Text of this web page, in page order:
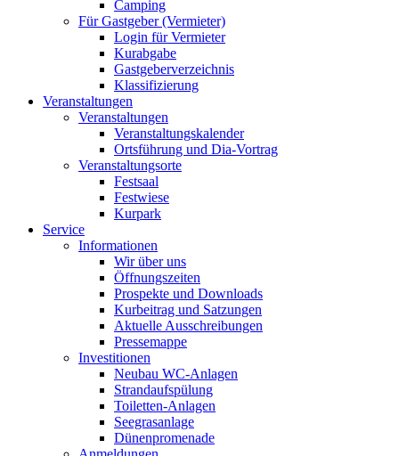
Camping
Für Gastgeber (Vermieter)
Login für Vermieter
Kurabgabe
Gastgeberverzeichnis
Klassifizierung
Veranstaltungen
Veranstaltungen
Veranstaltungskalender
Ortsführung und Dia-Vortrag
Veranstaltungsorte
Festsaal
Festwiese
Kurpark
Service
Informationen
Wir über uns
Öffnungszeiten
Prospekte und Downloads
Kurbeitrag und Satzungen
Aktuelle Ausschreibungen
Pressemappe
Investitionen
Neubau WC-Anlagen
Strandaufspülung
Toiletten-Anlagen
Seegrasanlage
Dünenpromenade